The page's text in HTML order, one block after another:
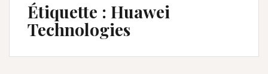
Étiquette : Huawei
Technologies